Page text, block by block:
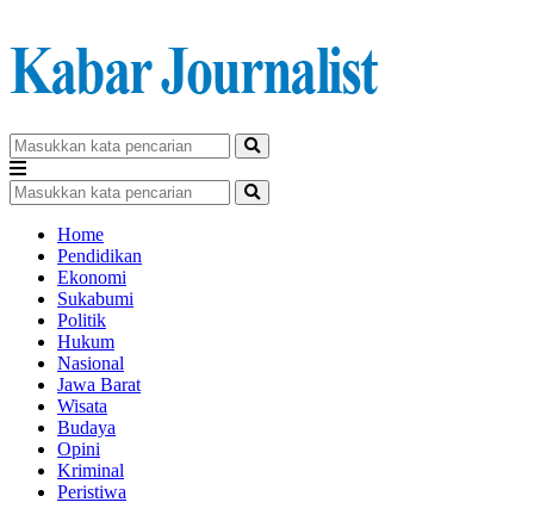
Home
Pendidikan
Ekonomi
Sukabumi
Politik
Hukum
Nasional
Jawa Barat
Wisata
Budaya
Opini
Kriminal
Peristiwa